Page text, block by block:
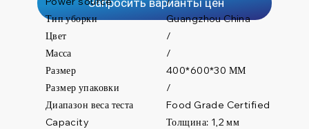
Тип уборки
Масса
Цвет /
400*600*30 ММ
Размер упаковки
Размер
Capacity
Диапазон веса теста Food Grade Certified
Guangzhou China
/
/
Толщина: 1,2 мм